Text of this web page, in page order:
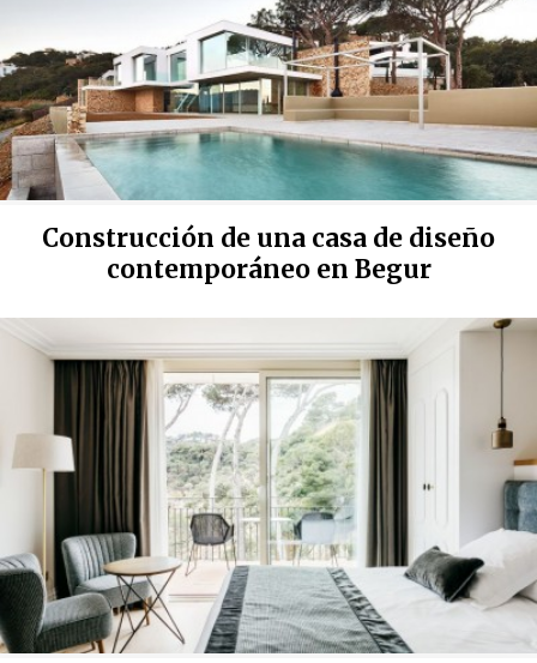
Construcción de una casa de diseño
contemporáneo en Begur